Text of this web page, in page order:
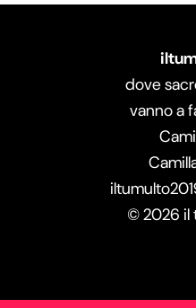
dove
vanno a
©2026 il